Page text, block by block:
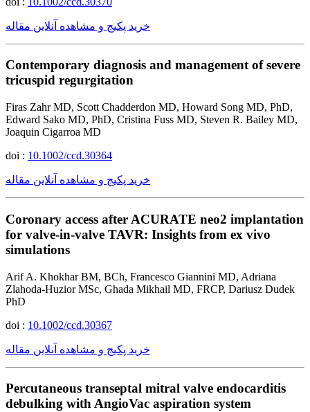
خرید پکیج و مشاهده آنلاین مقاله
Contemporary diagnosis and management of severe
tricuspid regurgitation
Firas Zahr MD, Scott Chadderdon MD, Howard Song MD, PhD,
Edward Sako MD, PhD, Cristina Fuss MD, Steven R. Bailey MD,
Joaquin Cigarroa MD
doi : 10.1002/ccd.30364
خرید پکیج و مشاهده آنلاین مقاله
Coronary access after ACURATE neo2 implantation
for valve-in-valve TAVR: Insights from ex vivo
simulations
Arif A. Khokhar BM, BCh, Francesco Giannini MD, Adriana
Zlahoda-Huzior MSc, Ghada Mikhail MD, FRCP, Dariusz Dudek
PhD
doi : 10.1002/ccd.30367
خرید پکیج و مشاهده آنلاین مقاله
Percutaneous transeptal mitral valve endocarditis
debulking with AngioVac aspiration system